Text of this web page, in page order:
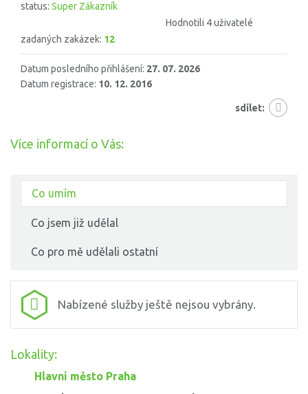
status: Super Zákazník
Hodnotili 4 uživatelé
zadaných zakázek: 12
Datum posledního přihlášení: 27. 07. 2026
Datum registrace: 10. 12. 2016
sdílet:
Více informací o Vás:
Co umím
Co jsem již udělal
Co pro mě udělali ostatní
Nabízené služby ještě nejsou vybrány.
Lokality:
Hlavní město Praha